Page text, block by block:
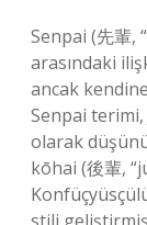
Senpai (先輩,
arasındaki
ancak
Senpai
olarak
kōhai (後輩,